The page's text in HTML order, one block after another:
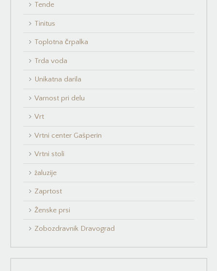
Tende
Tinitus
Toplotna črpalka
Trda voda
Unikatna darila
Varnost pri delu
Vrt
Vrtni center Gašperin
Vrtni stoli
žaluzije
Zaprtost
Ženske prsi
Zobozdravnik Dravograd